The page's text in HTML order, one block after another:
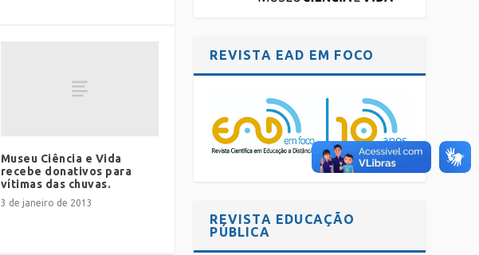
Museu Ciência e Vida
recebe donativos para
vítimas das chuvas.
3 de janeiro de 2013
REVISTA EAD EM FOCO
REVISTA EDUCAÇÃO
PÚBLICA